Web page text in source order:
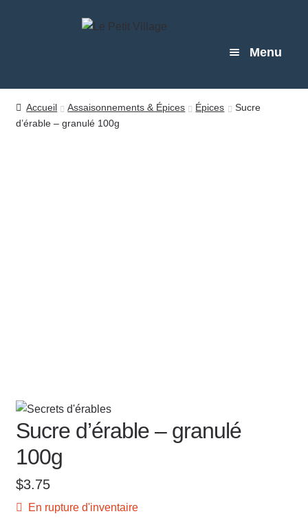
Menu
BOUTIQUE
Accueil Assaisonnements & Épices Épices
Sucre
d’érable – granulé 100g
Sucre d’érable – granulé
100g
$3.75
En rupture d'inventaire